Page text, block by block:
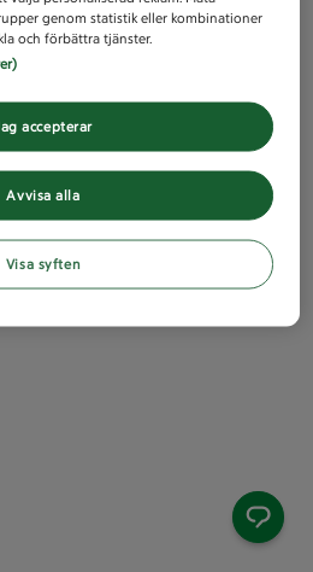
genom statistik eller kombinationer
och förbättra tjänster.
Avvisa alla
accepterar
Visa syften